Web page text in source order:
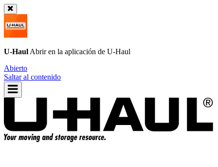
U-Haul Abrir en la aplicación de U-Haul
Abierto
Saltar al contenido